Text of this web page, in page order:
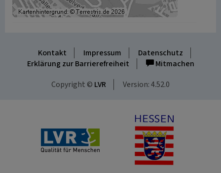
Kontakt Impressum
Datenschutz
Erklärung zur Barrierefreiheit
Mitmachen
Copyright © LVR Version: 4.52.0